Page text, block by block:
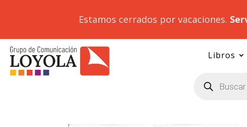
Estamos cerrados por vacaciones.
Libros
productos